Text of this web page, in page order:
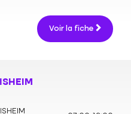
Voir la fiche